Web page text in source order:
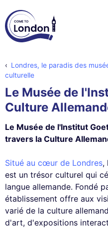
Londres, le paradis des
culturelle
Le Musée de
Culture
Le Musée de l'Institut
travers la Culture
Situé au cœur de Londres,
est un trésor culturel qui
langue allemande. Fondé
établissement offre aux
varié de la culture
d'art, d'expositions